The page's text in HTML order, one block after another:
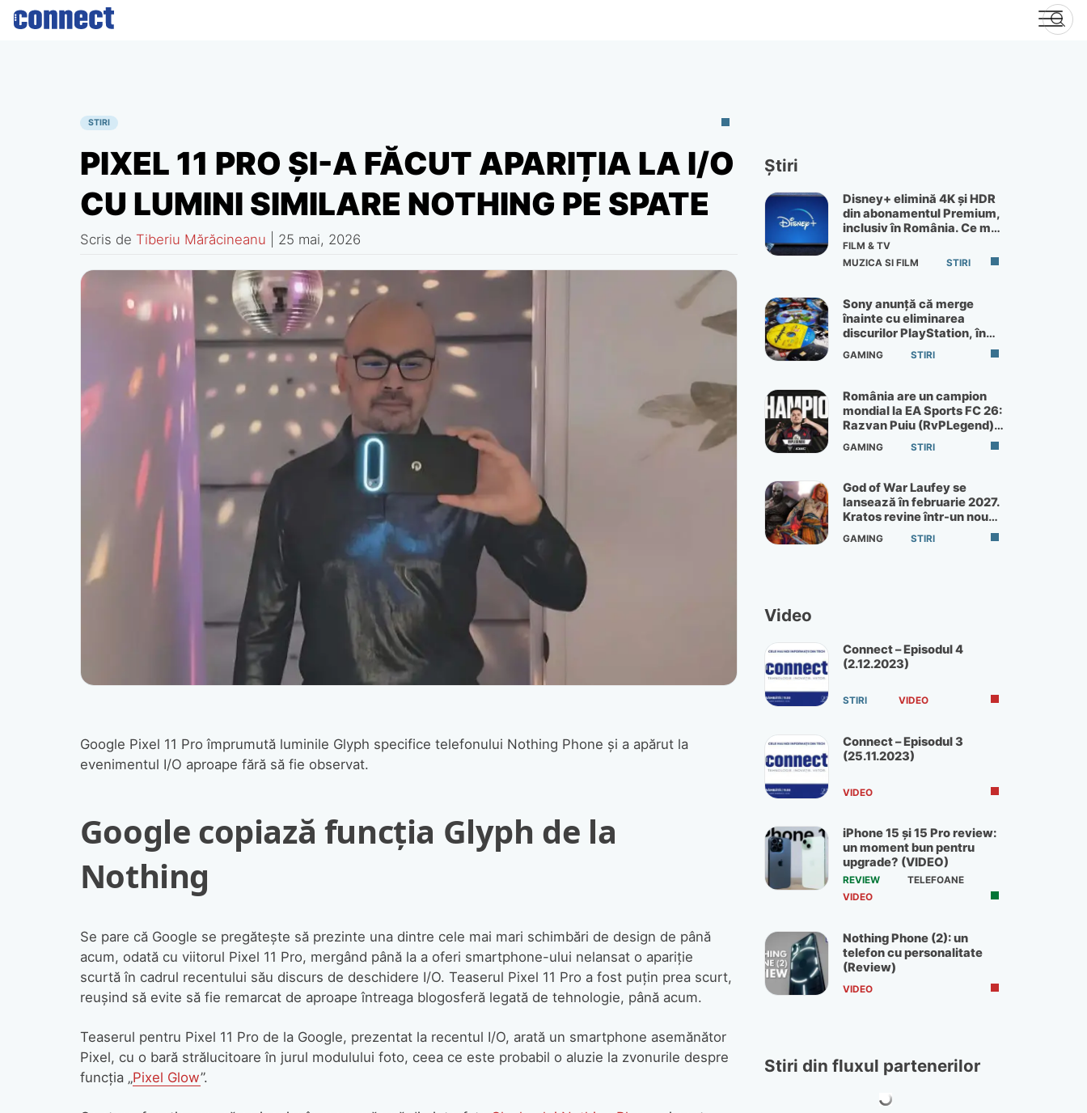
Skip
STIRI
PIXEL 11 PRO ȘI-A FĂCUT APARIȚIA LA I/O
CU LUMINI SIMILARE NOTHING PE SPATE
Scris de Tiberiu Mărăcineanu 25 mai, 2026
Google Pixel 11 Pro împrumută luminile Glyph specifice telefonului Nothing Phone și a apărut la
evenimentul I/O aproape fără să fie observat.
Google copiază funcția Glyph de la
Nothing
Se pare că Google se pregătește să prezinte una dintre cele mai mari schimbări de design de până
acum, odată cu viitorul Pixel 11 Pro, mergând până la a oferi smartphone-ului nelansat o apariție
scurtă în cadrul recentului său discurs de deschidere I/O. Teaserul Pixel 11 Pro a fost puțin prea scurt,
reușind să evite să fie remarcat de aproape întreaga blogosferă legată de tehnologie, până acum.
Teaserul pentru Pixel 11 Pro de la Google, prezentat la recentul I/O, arată un smartphone asemănător
Pixel, cu o bară strălucitoare în jurul modulului foto, ceea ce este probabil o aluzie la zvonurile despre
funcția „Pixel Glow”.
Știri
Disney+ elimină 4K și HDR
din abonamentul Premium,
inclusiv în România. Ce mai
primești de 60 lei pe lună
FILM & TV
MUZICA SI FILM
STIRI
Sony anunță că merge
înainte cu eliminarea
discurilor PlayStation, în
ciuda protestelor
GAMING STIRI
România are un campion
mondial la EA Sports FC 26:
Razvan Puiu (RvPLegend)
câștigă turneul de la Paris
GAMING STIRI
God of War Laufey se
lansează în februarie 2027.
Kratos revine într-un nou
God of War
GAMING STIRI
Video
Connect – Episodul 4
(2.12.2023)
STIRI VIDEO
Connect – Episodul 3
(25.11.2023)
VIDEO
iPhone 15 și 15 Pro review:
un moment bun pentru
upgrade? (VIDEO)
REVIEW
TELEFOANE
VIDEO
Nothing Phone (2): un
telefon cu personalitate
(Review)
VIDEO
Stiri din fluxul partenerilor